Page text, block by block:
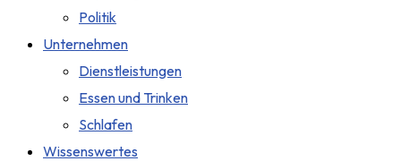
Politik
Unternehmen
Dienstleistungen
Essen und Trinken
Schlafen
Wissenswertes